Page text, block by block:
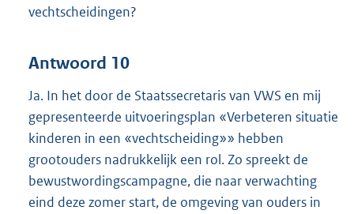
vechtscheidingen?
Antwoord 10
Ja. In het door de Staatssecretaris van VWS en mij
gepresenteerde uitvoeringsplan «Verbeteren situatie
kinderen in een «vechtscheiding»» hebben
grootouders nadrukkelijk een rol. Zo spreekt de
bewustwordingscampagne, die naar verwachting
eind deze zomer start, de omgeving van ouders in